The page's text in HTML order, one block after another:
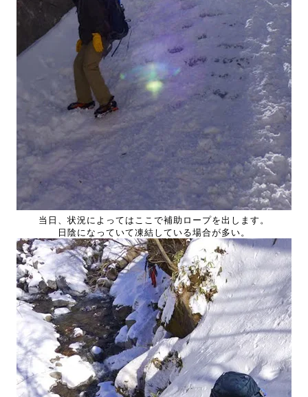
当日、状況によってはここで補助ロープを出します。
日陰になっていて凍結している場合が多い。